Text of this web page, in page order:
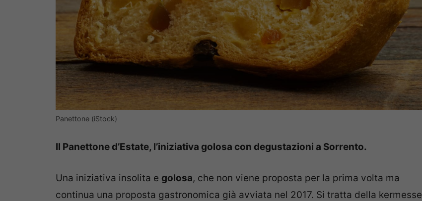
Panettone (iStock)
Il Panettone d’Estate, l’iniziativa golosa con degustazioni a Sorrento.
Una iniziativa insolita e golosa, che non viene proposta per la prima volta ma
continua una proposta gastronomica già avviata nel 2017. Si tratta della kermesse